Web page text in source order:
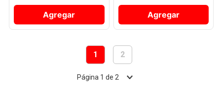
Agregar Agregar
1 2
Página 1 de 2